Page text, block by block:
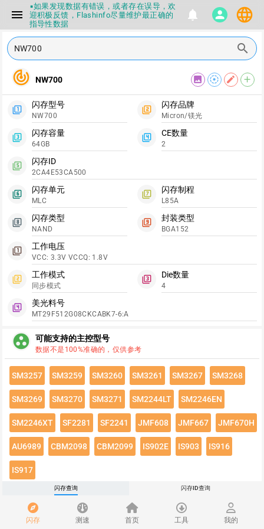
menu
▪如果发现数据有错误，或者存在误导，欢
迎积极反馈，Flashinfo尽量维护最正确的
指导性数据
▪兄弟们没事不要乱下载量产工具，过分了
下载服务会暂停一段时间才能恢复
▪Flashinfo提供的所有数据仅供参考，DIY
本来就有不确定性，任何第三方工具提供的
一定可信的，因为数据都可以改，一定要有
正确的认知，不要随大流
▪如果发现数据有错误，或者存在误导，欢
迎积极反馈，Flashinfo尽量维护最正确的
指导性数据
▪Flashinfo APP更新技术规格和量产工具标
签啦，使用更加丝滑，快点击下载吧
notifications person language
闪存 测速 首页 工具 我的
search
track_changes NW700 image filter_tilt_shift edit add
filter_1
闪存型号
NW700
filter_2
闪存品牌
Micron/镁光
filter_3
闪存容量
64GB
filter_4
CE数量
2
filter_5
闪存ID
2CA4E53CA500
filter_6
闪存单元
MLC
filter_7
闪存制程
L85A
filter_8
闪存类型
NAND
filter_9
封装类型
BGA152
filter_1
工作电压
VCC: 3.3V VCCQ: 1.8V
filter_2
工作模式
同步模式
filter_3
Die数量
4
filter_4
美光料号
MT29F512G08CKCABK7-6:A
group_work 可能支持的主控型号
数据不是100%准确的，仅供参考
SM3257 SM3259 SM3260 SM3261 SM3267 SM3268
SM3269 SM3270 SM3271 SM2244LT SM2246EN
SM2246XT SF2281 SF2241 JMF608 JMF667 JMF670H
AU6989 CBM2098 CBM2099 IS902E IS903 IS916
IS917
点击绿色按钮有惊喜哦~
闪存速度
闪存查询 闪存ID查询